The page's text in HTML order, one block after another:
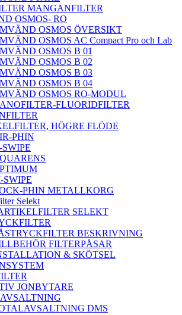
MANGANFILTER
OSMOS- RO
OSMOS ÖVERSIKT
OSMOS AC Compact Pro och Lab
OSMOS B 01
OSMOS B 02
OSMOS B 03
OSMOS B 04
OSMOS RO-MODUL
FLUORIDFILTER
HÖGRE FLÖDE
PHIN
SWIPE
SWIPE
PHIN METALLKORG
Selekt
SELEKT
BESKRIVNING
FILTERPÅSAR
& SKÖTSEL
JONBYTARE
DMS